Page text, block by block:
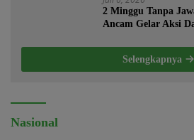
2 Minggu Tanpa
Ancam Gelar Aksi
Kapolda Sumut
Bersikap Tegas .
Selengkapnya
Nasional